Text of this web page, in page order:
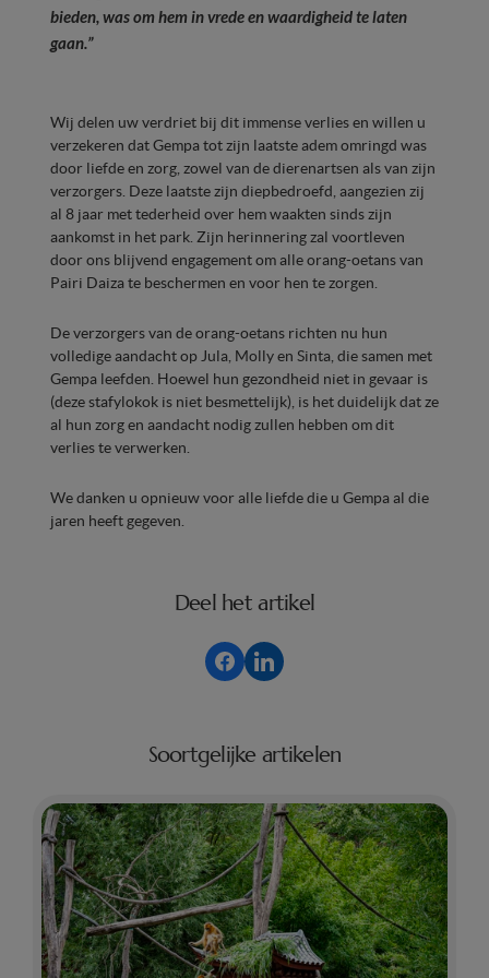
bieden, was om hem in vrede en waardigheid te laten
gaan.”
Wij delen uw verdriet bij dit immense verlies en willen u
verzekeren dat Gempa tot zijn laatste adem omringd was
door liefde en zorg, zowel van de dierenartsen als van zijn
verzorgers. Deze laatste zijn diepbedroefd, aangezien zij
al 8 jaar met tederheid over hem waakten sinds zijn
aankomst in het park. Zijn herinnering zal voortleven
door ons blijvend engagement om alle orang-oetans van
Pairi Daiza te beschermen en voor hen te zorgen.
De verzorgers van de orang-oetans richten nu hun
volledige aandacht op Jula, Molly en Sinta, die samen met
Gempa leefden. Hoewel hun gezondheid niet in gevaar is
(deze stafylokok is niet besmettelijk), is het duidelijk dat ze
al hun zorg en aandacht nodig zullen hebben om dit
verlies te verwerken.
We danken u opnieuw voor alle liefde die u Gempa al die
jaren heeft gegeven.
Deel het artikel
Soortgelijke artikelen